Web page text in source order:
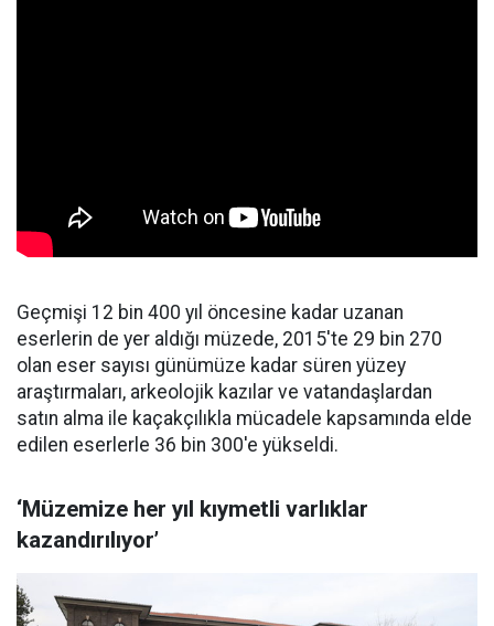
Geçmişi 12 bin 400 yıl öncesine kadar uzanan
eserlerin de yer aldığı müzede, 2015'te 29 bin 270
olan eser sayısı günümüze kadar süren yüzey
araştırmaları, arkeolojik kazılar ve vatandaşlardan
satın alma ile kaçakçılıkla mücadele kapsamında elde
edilen eserlerle 36 bin 300'e yükseldi.
‘Müzemize her yıl kıymetli varlıklar
kazandırılıyor’